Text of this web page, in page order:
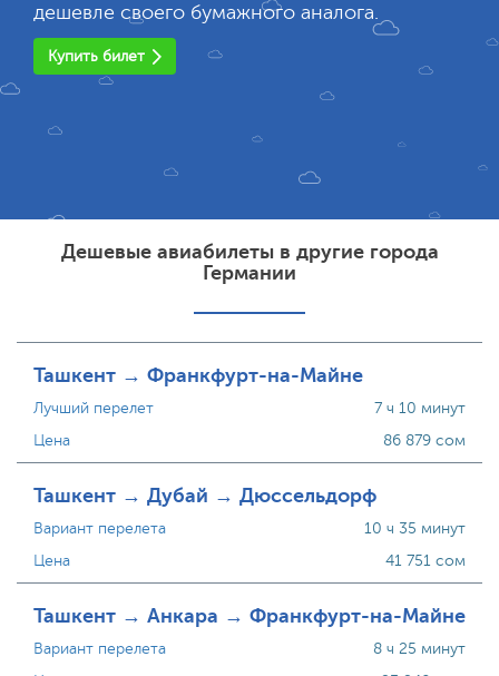
дешевле своего бумажного аналога.
Купить билет
Дешевые авиабилеты в другие города
Германии
Ташкент → Франкфурт-на-Майне
Лучший перелет
Цена
7 ч 10 минут
86 879 сом
Ташкент → Дубай → Дюссельдорф
Вариант перелета
Цена
10 ч 35 минут
41 751 сом
Ташкент → Анкара → Франкфурт-на-Майне
Вариант перелета
8 ч 25 минут